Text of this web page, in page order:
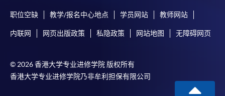
指南》的商业与管理学科领域中排名第 61 位，
在《2024 年 THE 世界大学排名》中排名介于
2.
会有面授课程吗？
由于课程是 100% 透过綫上提供，因此没有面授
课程。每週都有线上论坛，学生可以参加并提
职位空缺 教学/报名中心地点 学员网站 教师网站
内联网 网页出版政策 私隐政策 网站地图 无障碍网页
© 2026 香港大学专业进修学院 版权所有
香港大学专业进修学院乃非牟利担保有限公司